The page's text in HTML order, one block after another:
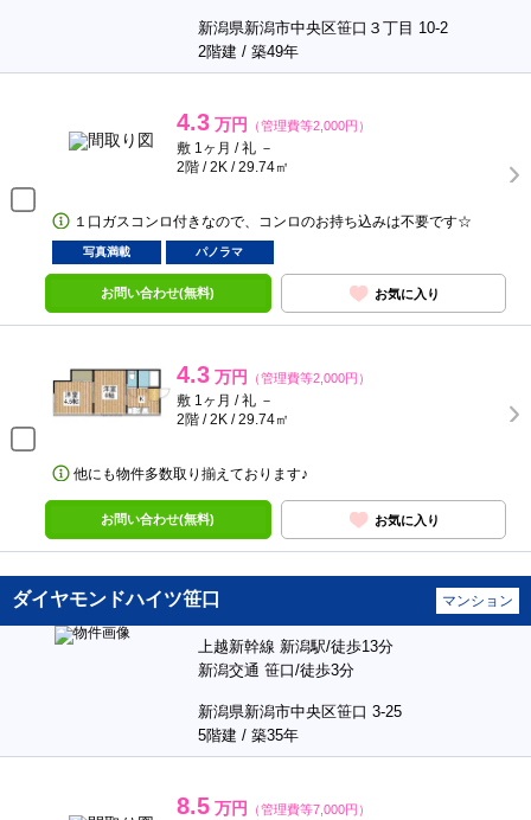
新潟県新潟市中央区笹口３丁目 10-2
2階建 / 築49年
4.3 万円 （管理費等2,000円）
敷 1ヶ月 / 礼 －
2階 / 2K / 29.74㎡
１口ガスコンロ付きなので、コンロのお持ち込みは不要です☆
写真満載 パノラマ
お問い合わせ(無料) お気に入り
4.3 万円 （管理費等2,000円）
敷 1ヶ月 / 礼 －
2階 / 2K / 29.74㎡
他にも物件多数取り揃えております♪
お問い合わせ(無料) お気に入り
ダイヤモンドハイツ笹口 マンション
上越新幹線 新潟駅/徒歩13分
新潟交通 笹口/徒歩3分
新潟県新潟市中央区笹口 3-25
5階建 / 築35年
8.5 万円 （管理費等7,000円）